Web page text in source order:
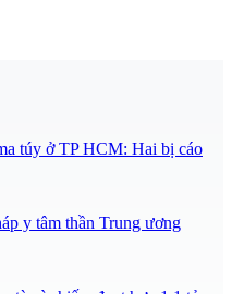
túy ở TP HCM: Hai bị cáo
y tâm thần Trung ương